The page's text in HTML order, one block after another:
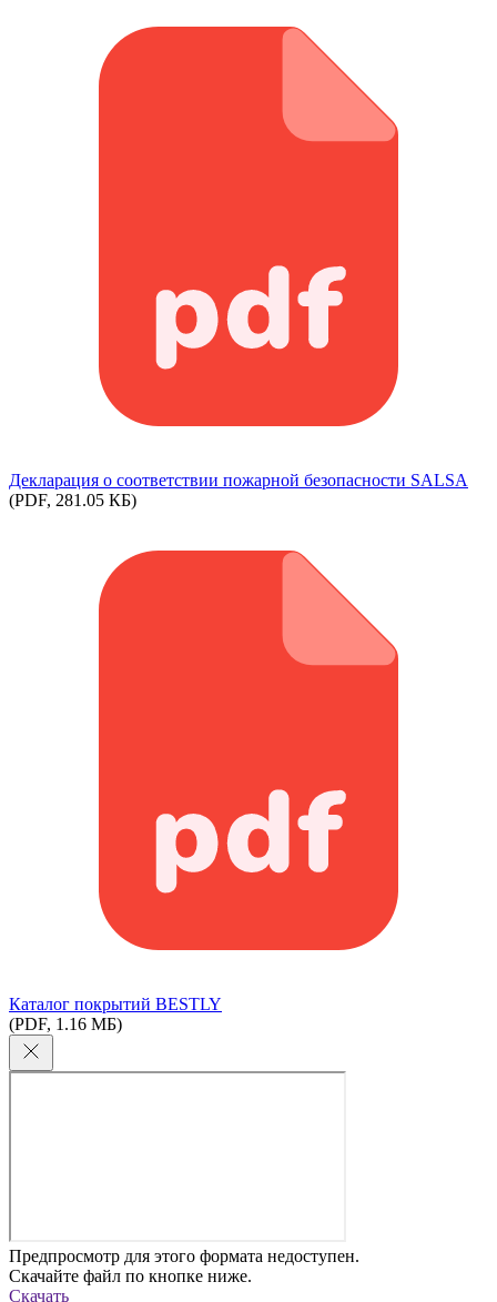
Декларация о соответствии пожарной безопасности SALSA
(PDF, 281.05 КБ)
Каталог покрытий BESTLY
(PDF, 1.16 МБ)
Предпросмотр для этого формата недоступен.
Скачайте файл по кнопке ниже.
Скачать